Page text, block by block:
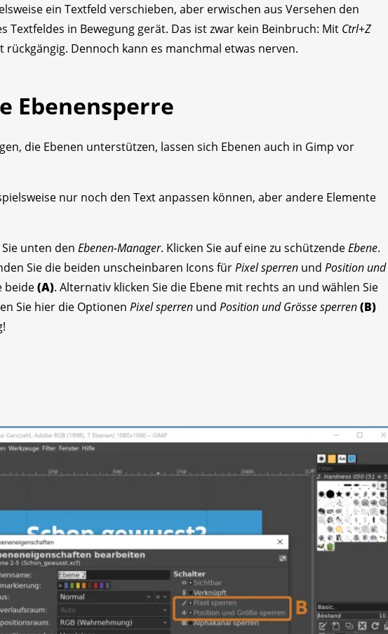
ein Textfeld verschieben, aber erwischen aus Versehen den
Textfeldes in Bewegung gerät. Das ist zwar kein Beinbruch: Mit Ctrl+Z
rückgängig. Dennoch kann es manchmal etwas nerven.
Ebenensperre
die Ebenen unterstützen, lassen sich Ebenen auch in Gimp vor
nur noch den Text anpassen können, aber andere Elemente
unten den Ebenen-Manager. Klicken Sie auf eine zu schützendeEbene.
Sie die beiden unscheinbaren Icons fürPixel sperren und Position und
beide(A). Alternativ klicken Sie die Ebene mit rechts an und wählen Sie
Sie hier die Optionen Pixel sperren und Position und Grösse sperren(B)